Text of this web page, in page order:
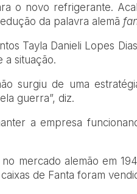
o novo refrigerante.
da palavra alemã
Tayla Danieli Lopes
a situação.
surgiu de uma
guerra”, diz.
a empresa
mercado alemão em
de Fanta foram